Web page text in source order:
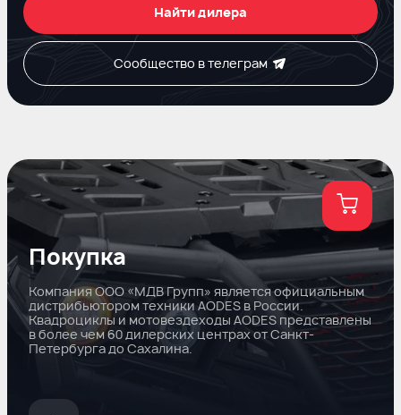
Найти дилера
Сообщество в телеграм
Покупка
Компания ООО «МДВ Групп» является официальным
дистрибьютором техники AODES в России.
Квадроциклы и мотовездеходы AODES представлены
в более чем 60 дилерских центрах от Санкт-
Петербурга до Сахалина.